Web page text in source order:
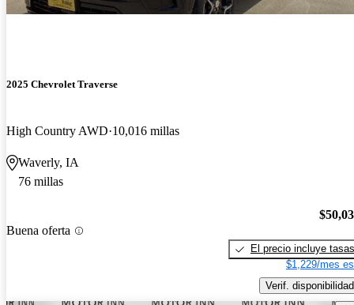
2025 Chevrolet Traverse
High Country AWD 10,016 millas
Waverly, IA
76 millas
Buena oferta
El precio incluye tasas
$1,229/mes
Verif. disponibilidad